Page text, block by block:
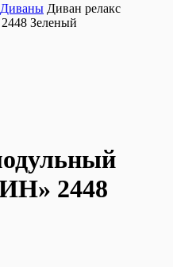
Диваны Диван релакс
Зеленый
2448